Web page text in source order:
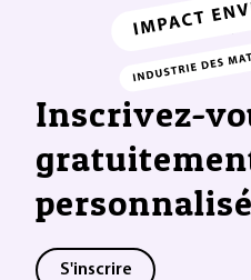
Inscrivez-
S'inscrire